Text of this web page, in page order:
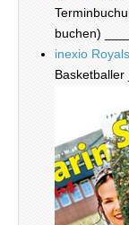
buchen)
inexio
Basketballer